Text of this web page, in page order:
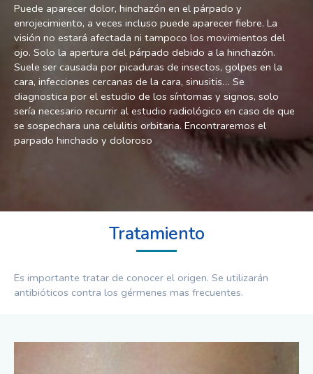
Puede aparecer dolor, hinchazón en el párpado y
enrojecimiento, a veces incluso puede aparecer fiebre. La
visión no estará afectada ni tampoco los movimientos del
ojo. Solo la apertura del párpado debido a la hinchazón.
Suele ser causada por picaduras de insectos, golpes en la
cara, infecciones cercanas de la cara, sinusitis… Se
diagnostica por el estudio de los síntomas y signos, solo
sería necesario recurrir al estudio radiológico en caso de que
se sospechara una celulitis orbitaria. Encontraremos el
parpado hinchado y doloroso
Tratamiento
Es importante tratar de conocer el origen. Se utilizarán
antibióticos contra los gérmenes mas frecuentes.